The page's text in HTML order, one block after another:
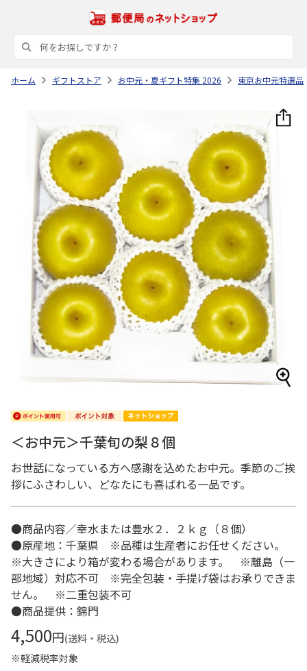
ホーム ギフトストア お中元・夏ギフト特集 2026 東京お中元特選品
＜お中元＞千葉旬の梨８個
お世話になっている方へ感謝を込めたお中元。季節のご挨
拶にふさわしい、どなたにも喜ばれる一品です。
●商品内容／幸水または豊水２．２ｋｇ（８個）
●原産地：千葉県 ※品種は生産者にお任せください。
※大きさにより箱が変わる場合があります。 ※離島（一
部地域）対応不可 ※完全包装・手提げ袋はお承りできま
せん。 ※二重包装不可
●商品提供：錦門
4,500円(送料・税込)
※軽減税率対象